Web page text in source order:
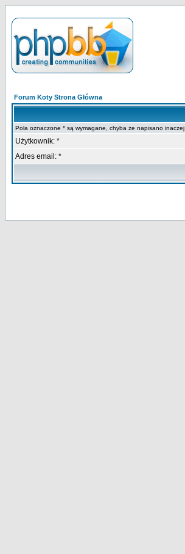
Forum Koty Strona Główna
Pola oznaczone * są wymagane, chyba że napisano inaczej
Użytkownik: *
Adres email: *